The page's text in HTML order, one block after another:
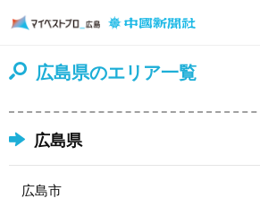
広島県のエリア一覧
広島県
広島市